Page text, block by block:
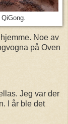
Noe av
på Oven
Jeg var der
I år ble det